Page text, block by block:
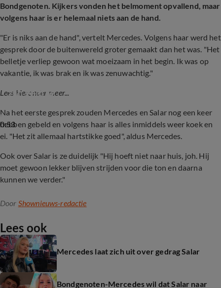
Bondgenoten. Kijkers vonden het belmoment opvallend, maar
volgens haar is er helemaal niets aan de hand.
"Er is niks aan de hand", vertelt Mercedes. Volgens haar werd het
gesprek door de buitenwereld groter gemaakt dan het was. "Het
belletje verliep gewoon wat moeizaam in het begin. Ik was op
vakantie, ik was brak en ik was zenuwachtig."
Lees hieronder meer...
0:53
Mercedes over waarom ze Salar aansprak op
zijn gedrag
Na het eerste gesprek zouden Mercedes en Salar nog een keer
hebben gebeld en volgens haar is alles inmiddels weer koek en
ei. "Het zit allemaal hartstikke goed", aldus Mercedes.
Ook over Salar is ze duidelijk "Hij hoeft niet naar huis, joh. Hij
moet gewoon lekker blijven strijden voor die ton en daarna
kunnen we verder."
Door Shownieuws-redactie
Lees ook
Mercedes laat zich uit over gedrag Salar
Bondgenoten-Mercedes wil dat Salar naar